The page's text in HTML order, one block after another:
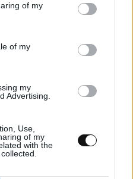
of my
of my
my
Advertising.
Use,
of my
with the
της σκοτεινής